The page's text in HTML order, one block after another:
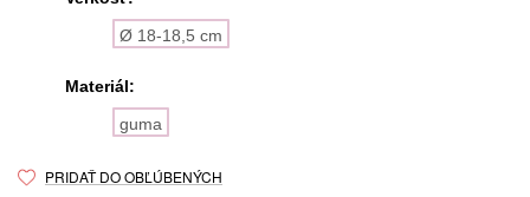
Ø 18-18,5 cm
Materiál:
guma
PRIDAŤ DO OBĽÚBENÝCH